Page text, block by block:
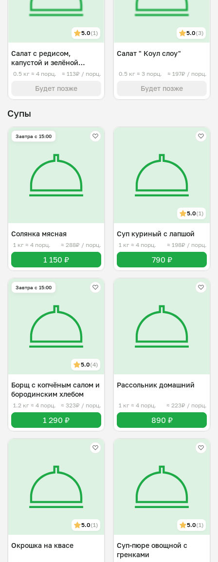
5.0(1)
Салат с редисом,
капустой и зелёной
заправкой
0.5 кг ≈ 4 порц. ≈ 113₽ / порц.
Будет позже
5.0(3)
Салат " Коул слоу"
0.5 кг ≈ 3 порц. ≈ 197₽ / порц.
Будет позже
Супы
Завтра c 15:00
Солянка мясная
1 кг ≈ 4 порц. ≈ 288₽ / порц.
1 150 ₽
5.0(1)
Суп куриный с лапшой
1 кг ≈ 4 порц. ≈ 198₽ / порц.
790 ₽
Завтра c 15:00
5.0(4)
Борщ с копчëным салом и
бородинским хлебом
1.2 кг ≈ 4 порц. ≈ 323₽ / порц.
1 290 ₽
Рассольник домашний
1 кг ≈ 4 порц. ≈ 223₽ / порц.
890 ₽
5.0(1)
Окрошка на квасе
5.0(1)
Суп-пюре овощной с
гренками